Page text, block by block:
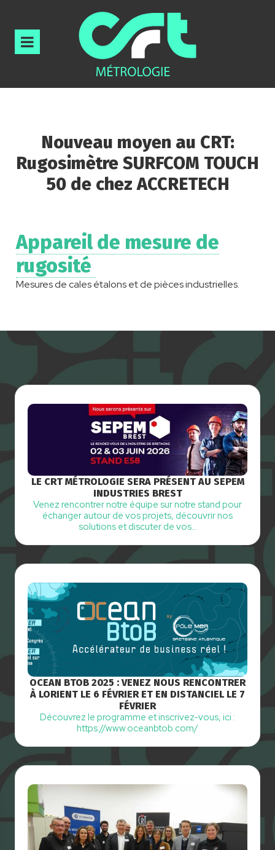
Nouveau moyen au CRT:
Rugosimètre SURFCOM TOUCH
50 de chez ACCRETECH
Appareil de mesure de
rugosité
Mesures de cales étalons et de pièces industrielles.
LE CRT MÉTROLOGIE SERA PRÉSENT AU SEPEM
INDUSTRIES BREST
Venez rencontrer notre équipe sur notre stand pour
échanger autour de vos projets, découvrir nos
solutions et discuter de vos…
OCEAN BTOB 2025 : VENEZ NOUS RENCONTRER
À LORIENT LE 6 FÉVRIER ET EN DISTANCIEL LE 7
FÉVRIER
Découvrez le programme et inscrivez-vous, ici :
https://www.oceanbtob.com/